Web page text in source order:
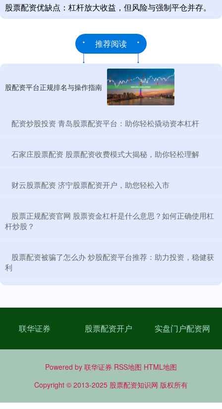
股票配资优缺点：杠杆放大收益，但风险与强制平仓并存。
推荐阅读
股配资平台正规排名与操作指南
​配资炒股投资 青岛股票配资平台：助你轻松撬动资本杠杆
​石家庄股票配资 股票配资收费模式大揭秘，助你轻松理解
​财云股票配资 济宁股票配资开户，助您轻松入市
​股票正规配资官网 股票资金杠杆是什么意思？如何正确使用杠
杆炒股？
​股票配资被骗了怎么办 炒股配资平台推荐：助力投资，稳健获
利
联华证券 股票配资开户 实盘门户配资网
Powered by 联华证券 RSS地图 HTML地图
Copyright © 2013-2025 股票配资知识网 版权所有